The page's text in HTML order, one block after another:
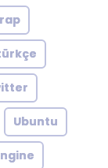
Ubuntu